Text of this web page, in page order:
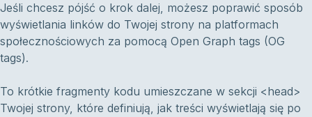
Jeśli chcesz pójść o krok dalej, możesz poprawić sposób
wyświetlania linków do Twojej strony na platformach
społecznościowych za pomocą Open Graph tags (OG
tags).
To krótkie fragmenty kodu umieszczane w sekcji <head>
Twojej strony, które definiują, jak treści wyświetlają się po